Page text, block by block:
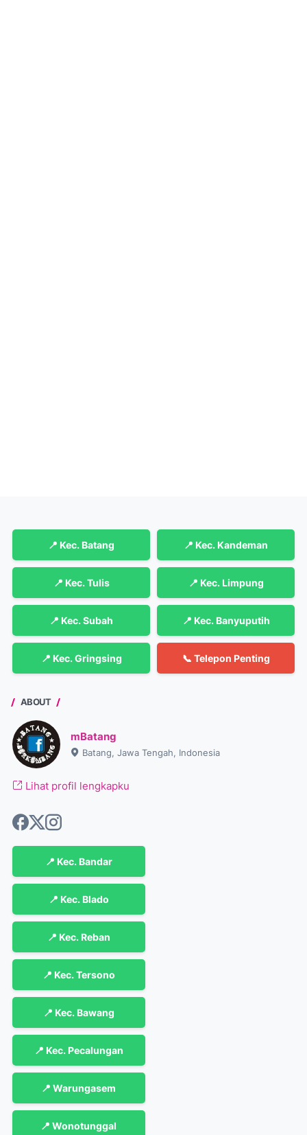
📍 Kec. Batang 📍 Kec. Kandeman
📍 Kec. Tulis 📍 Kec. Limpung
📍 Kec. Subah 📍 Kec. Banyuputih
📍 Kec. Gringsing 📞 Telepon Penting
ABOUT
mBatang
Batang, Jawa Tengah, Indonesia
Lihat profil lengkapku
📍 Kec. Bandar
📍 Kec. Blado
📍 Kec. Reban
📍 Kec. Tersono
📍 Kec. Bawang
📍 Kec. Pecalungan
📍 Warungasem
📍 Wonotunggal